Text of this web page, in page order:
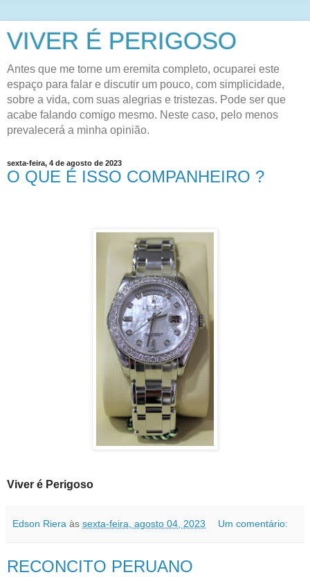
VIVER É PERIGOSO
Antes que me torne um eremita completo, ocuparei este
espaço para falar e discutir um pouco, com simplicidade,
sobre a vida, com suas alegrias e tristezas. Pode ser que
acabe falando comigo mesmo. Neste caso, pelo menos
prevalecerá a minha opinião.
sexta-feira, 4 de agosto de 2023
O QUE É ISSO COMPANHEIRO ?
Viver é Perigoso
Edson Riera às sexta-feira, agosto 04, 2023 Um comentário:
RECONCITO PERUANO